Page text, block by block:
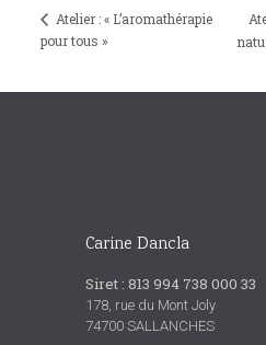
Atelier : « L’aromathérapie
pour tous »
Carine Dancla
Siret : 813 994 738 000 33
178, rue du Mont Joly
74700 SALLANCHES